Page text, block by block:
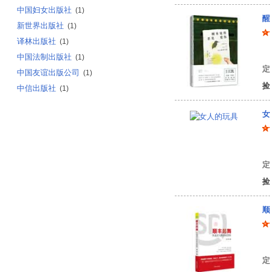
中国妇女出版社 (1)
新世界出版社 (1)
译林出版社 (1)
中国法制出版社 (1)
中国友谊出版公司 (1)
中信出版社 (1)